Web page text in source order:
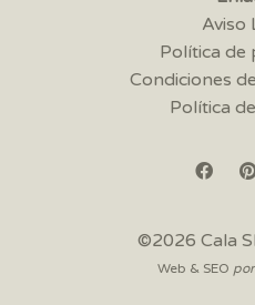
Aviso
Política de
Condiciones
Política
©2026 Cala
Web & SEO por